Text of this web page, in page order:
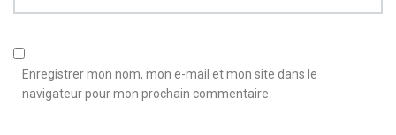
Enregistrer mon nom, mon e-mail et mon site dans le
navigateur pour mon prochain commentaire.